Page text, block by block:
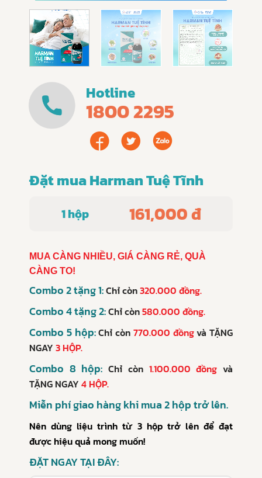
Đặt mua Harman Tuệ Tĩnh
1 hộp 161,000 đ
MUA CÀNG NHIỀU, GIÁ CÀNG RẺ, QUÀ
CÀNG TO!
Combo 2 tặng 1:Chỉ còn320.000 đồng.
Combo 4 tặng 2:Chỉ còn580.000 đồng.
Combo 5 hộp:Chỉ còn 770.000 đồngvà TẶNG
NGAY 3 HỘP.
Combo 8 hộp: Chỉ còn1.100.000 đồngvà
TẶNG NGAY 4 HỘP.
Miễn phí giao hàng khi mua 2 hộp trở lên.
Nên dùng liệu trình từ 3 hộp trở lên để đạt
được hiệu quả mong muốn!
ĐẶT NGAY TẠI ĐÂY:
Hotline
1800 2295